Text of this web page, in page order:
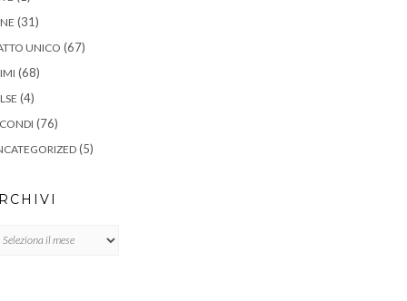
(31)
UNICO (67)
(68)
(4)
(76)
(5)